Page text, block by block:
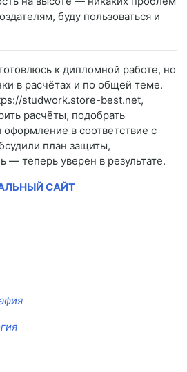
буду пользоваться и
к дипломной работе, но
в расчётах и по общей теме.
studwork.store-best.net,
расчёты, подобрать
оформление в соответствие с
план защиты,
— теперь уверен в результате.
САЙТ